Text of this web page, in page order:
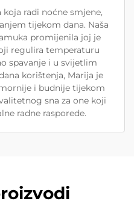
radi noćne smjene,
tijekom dana. Naša
promijenila joj je
regulira temperaturu
spavanje i u svijetlim
korištenja, Marija je
i budnije tijekom
sna za one koji
radne rasporede.